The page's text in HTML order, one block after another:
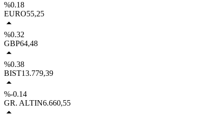
%0.18
EURO55,25
%0.32
GBP64,48
%0.38
BIST13.779,39
%-0.14
GR. ALTIN6.660,55